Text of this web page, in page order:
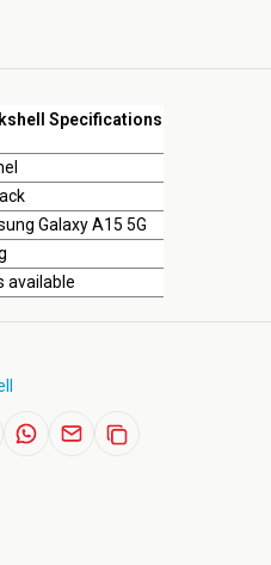
Specifications
Galaxy A15 5G
available